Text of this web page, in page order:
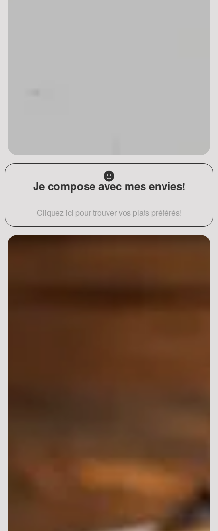
Je compose avec mes envies!
Cliquez ici pour trouver vos plats préférés!